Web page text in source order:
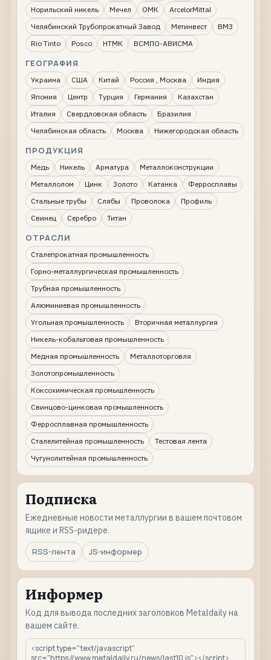
Норильский никель
Мечел ОМК
ArcelorMittal
Челябинский Трубопрокатный Завод
Метинвест
ВМЗ
Rio Tinto
Posco НТМК ВСМПО-АВИСМА
ГЕОГРАФИЯ
Украина США Китай Россия , Москва
Индия
Япония
Центр Турция Германия
Казахстан
Италия
Свердловская область
Бразилия
Челябинская область
Москва Нижегородская область
ПРОДУКЦИЯ
Медь Никель Арматура
Металлоконструкции
Металлолом
Цинк Золото Катанка
Ферросплавы
Стальные трубы
Слябы Проволока
Профиль
Свинец
Серебро Титан
ОТРАСЛИ
Сталепрокатная промышленность
Горно-металлургическая промышленность
Трубная промышленность
Алюминиевая промышленность
Угольная промышленность
Вторичная металлургия
Никель-кобальтовая промышленность
Медная промышленность
Металлоторговля
Золотопромышленность
Коксохимическая промышленность
Свинцово-цинковая промышленность
Ферросплавная промышленность
Сталелитейная промышленность
Тестовая лента
Чугунолитейная промышленность
Подписка
Ежедневные новости металлургии в вашем почтовом
ящике и RSS-ридере.
RSS-лента
JS-информер
Информер
Код для вывода последних заголовков Metaldaily на
вашем сайте.